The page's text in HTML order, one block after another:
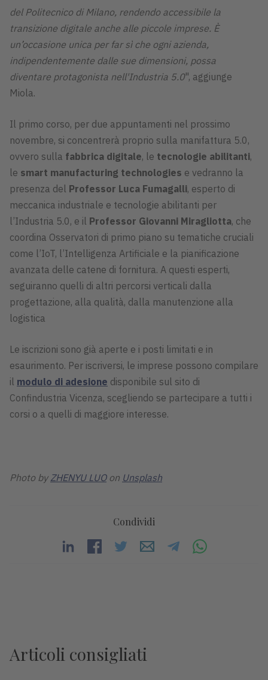
del Politecnico di Milano, rendendo accessibile la
transizione digitale anche alle piccole imprese. È
un’occasione unica per far sì che ogni azienda,
indipendentemente dalle sue dimensioni, possa
diventare protagonista nell'Industria 5.0", aggiunge
Miola.
Il primo corso, per due appuntamenti nel prossimo
novembre, si concentrerà proprio sulla manifattura 5.0,
ovvero sulla fabbrica digitale, le tecnologie abilitanti,
le smart manufacturing technologies e vedranno la
presenza del Professor Luca Fumagalli, esperto di
meccanica industriale e tecnologie abilitanti per
l’Industria 5.0, e il Professor Giovanni Miragliotta, che
coordina Osservatori di primo piano su tematiche cruciali
come l’IoT, l’Intelligenza Artificiale e la pianificazione
avanzata delle catene di fornitura. A questi esperti,
seguiranno quelli di altri percorsi verticali dalla
progettazione, alla qualità, dalla manutenzione alla
logistica
Le iscrizioni sono già aperte e i posti limitati e in
esaurimento. Per iscriversi, le imprese possono compilare
il modulo di adesione disponibile sul sito di
Confindustria Vicenza, scegliendo se partecipare a tutti i
corsi o a quelli di maggiore interesse.
Photo by ZHENYU LUOon Unsplash
Condividi
Articoli consigliati